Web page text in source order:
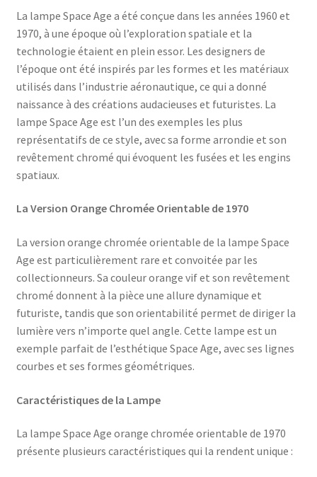
La lampe Space Age a été conçue dans les années 1960 et
1970, à une époque où l’exploration spatiale et la
technologie étaient en plein essor. Les designers de
l’époque ont été inspirés par les formes et les matériaux
utilisés dans l’industrie aéronautique, ce qui a donné
naissance à des créations audacieuses et futuristes. La
lampe Space Age est l’un des exemples les plus
représentatifs de ce style, avec sa forme arrondie et son
revêtement chromé qui évoquent les fusées et les engins
spatiaux.
La Version Orange Chromée Orientable de 1970
La version orange chromée orientable de la lampe Space
Age est particulièrement rare et convoitée par les
collectionneurs. Sa couleur orange vif et son revêtement
chromé donnent à la pièce une allure dynamique et
futuriste, tandis que son orientabilité permet de diriger la
lumière vers n’importe quel angle. Cette lampe est un
exemple parfait de l’esthétique Space Age, avec ses lignes
courbes et ses formes géométriques.
Caractéristiques de la Lampe
La lampe Space Age orange chromée orientable de 1970
présente plusieurs caractéristiques qui la rendent unique :